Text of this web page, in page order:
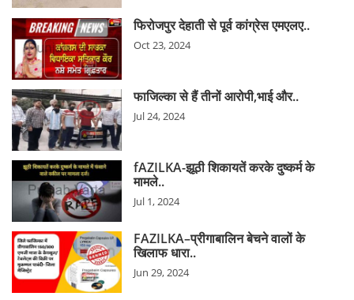
फिरोजपुर देहाती से पूर्व कांग्रेस एमएलए..
Oct 23, 2024
फाजिल्का से हैं तीनों आरोपी,भाई और..
Jul 24, 2024
fAZILKA-झूठी शिकायतें करके दुष्कर्म के
मामले..
Jul 1, 2024
FAZILKA–प्रीगाबालिन बेचने वालों के
खिलाफ धारा..
Jun 29, 2024